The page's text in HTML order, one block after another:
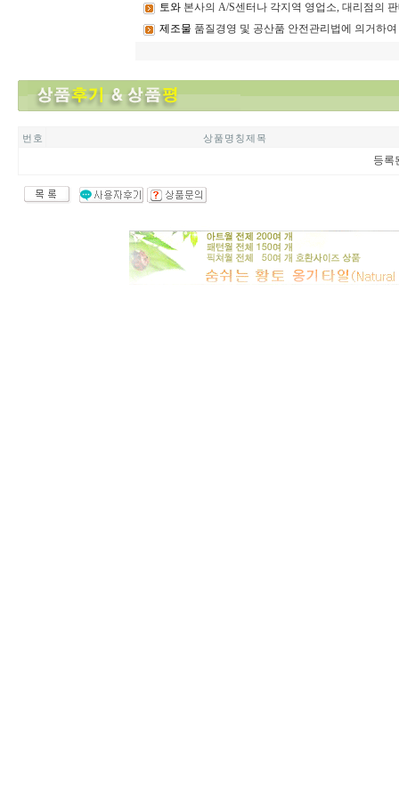
토와 본사의 A/S센터나 각지역 영업소, 대리점의
제조물 품질경영 및 공산품 안전관리법에 의거하
번 호 상 품 명 칭 제 목
등록